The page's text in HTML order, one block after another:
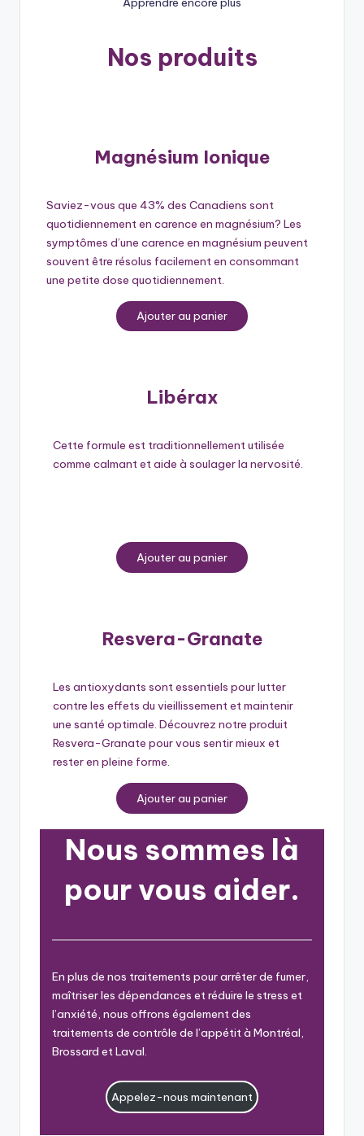
Nos produits
Magnésium Ionique
Saviez-vous que 43% des Canadiens sont
quotidiennement en carence en magnésium? Les
symptômes d’une carence en magnésium peuvent
souvent être résolus facilement en consommant
une petite dose quotidiennement.
Ajouter au panier
Libérax
Cette formule est traditionnellement utilisée
comme calmant et aide à soulager la nervosité.
Ajouter au panier
Resvera-Granate
Les antioxydants sont essentiels pour lutter
contre les effets du vieillissement et maintenir
une santé optimale. Découvrez notre produit
Resvera-Granate pour vous sentir mieux et
rester en pleine forme.
Ajouter au panier
Nous sommes là
pour vous aider.
En plus de nos traitements pour arrêter de fumer,
maîtriser les dépendances et réduire le stress et
l’anxiété, nous offrons également des
traitements de contrôle de l’appétit à Montréal,
Brossard et Laval.
Appelez-nous maintenant